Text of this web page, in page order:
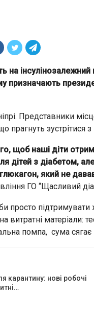
інсулінозалежний
призначають
Представники
прагнуть
щоб наші діти
дітей з діабетом,
який не
ГО “Щасливий
просто підтримувати
витратні матеріали:
помпа, сума
карантину: нові робочі